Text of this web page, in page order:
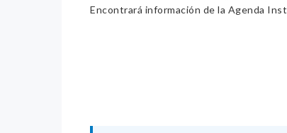
Encontrará información de la Agenda